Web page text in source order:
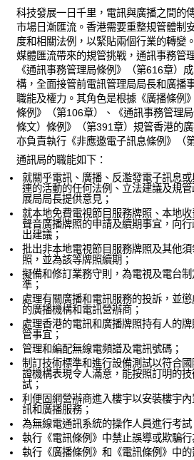
科技發展一日千里，電訊與廣播之間的
市場日漸匯流。香港需要重整規管體制
度和相關法例，以緊貼兩個行業的轉變
媒體匯流帶來的規管挑戰，通訊事務管
《通訊事務管理局條例》（第616章）
構，全面接管前電訊管理局局長和廣播
職能及權力。其角色是根據《廣播條例
條例》（第106章）、《通訊事務管理
條文）條例》（第391章）規管香港的
亦負責執行《非應邀電子訊息條例》（
通訊局的職能如下：
就關乎電訊、廣播、反濫發電子訊息
連的活動的任何法例、立法建議及規
展局局長提供意見；
就本地免費電視節目服務牌照、本地
聲音廣播牌照的申請及續期事宜，向
出建議；
批出非本地電視節目服務牌照及其他
照，並為該等牌照續期；
擬備和修訂業務守則，為電視及電台
準；
處理有關廣播和電訊服務的投訴，並
的廣播機構和電訊營辦商；
處理香港的電訊和廣播牌照持有人的
管事宜；
管理和編配無線電頻譜及電訊號碼；
制訂技術標準和進行設備測試以符合
證機構表現令人滿意，能按照訂明的
試；
利便固網營辦商進入樓宇以安裝樓宇
訊和廣播服務；
為無線電通訊系統的操作人員進行考試
執行《電訊條例》中禁止誤導或欺騙行
執行《廣播條例》和《電訊條例》中